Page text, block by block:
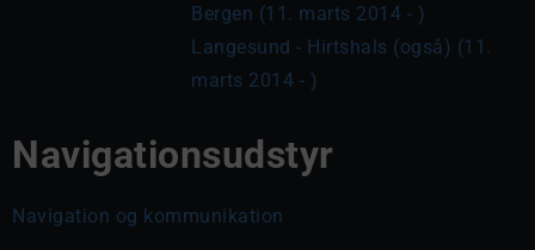
Bergen (11. marts 2014 - )
Langesund - Hirtshals (også) (11.
marts 2014 - )
Navigationsudstyr
Navigation og kommunikation